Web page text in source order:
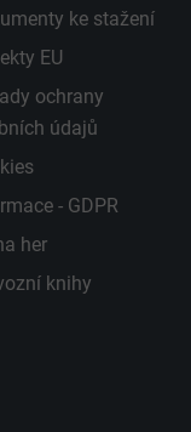
ke stažení
EU
ochrany
údajů
- GDPR
her
knihy